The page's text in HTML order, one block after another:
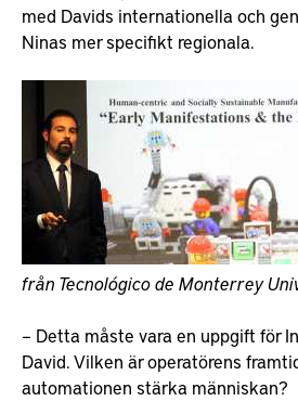
med Davids internationella och
Ninas mer specifikt regionala.
från Tecnológico de Monterrey
– Detta måste vara en uppgift för
David. Vilken är operatörens
automationen stärka människan?